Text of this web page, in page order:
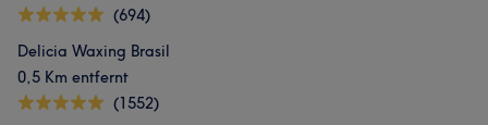
(694)
Delicia Waxing Brasil
0,5 Km entfernt
(1552)